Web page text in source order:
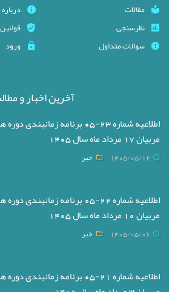
مقالات
درباره
نظرسنجی
سوالات متداول
ورود
آخرین اخبار و
اطلاعیه شماره 23-05 برنامه
مربیان 17 مرداد ماه سال 1405
1405/05/12 خبر
اطلاعیه شماره 22-05 برنامه
مربیان 10 مرداد ماه سال 1405
1405/05/06 خبر
اطلاعیه شماره 21-05 برنامه